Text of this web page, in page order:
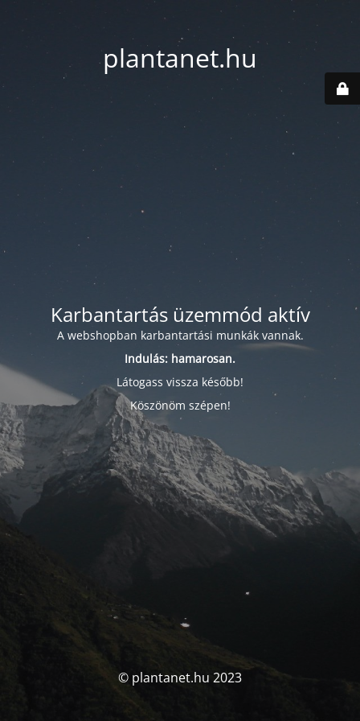
plantanet.hu
Karbantartás üzemmód aktív
A webshopban karbantartási munkák vannak.
Indulás: hamarosan.
Látogass vissza később!
Köszönöm szépen!
© plantanet.hu 2023